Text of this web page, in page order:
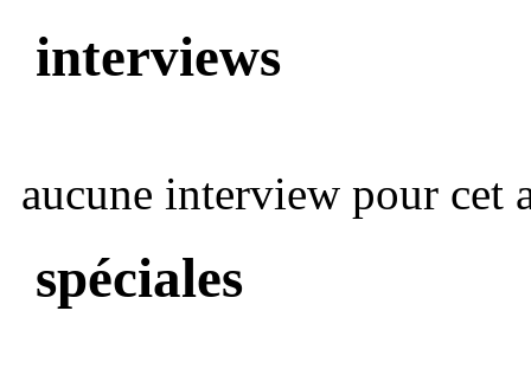
interviews
aucune interview pour cet
spéciales